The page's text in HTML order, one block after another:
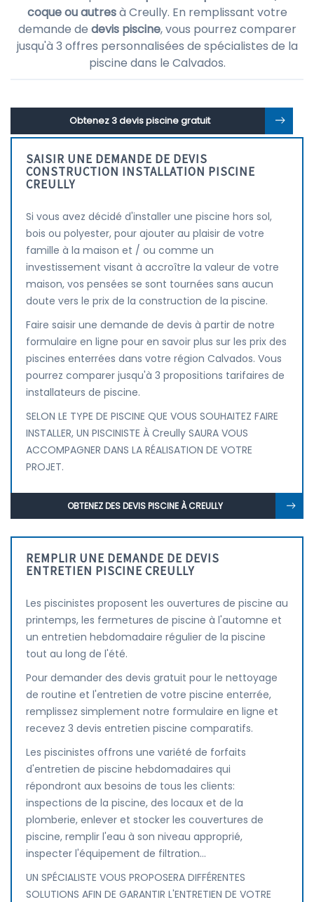
coque ou autresà Creully. En remplissant votre
demande de devis piscine, vous pourrez comparer
jusqu'à 3 offres personnalisées de spécialistes de la
piscine dans le Calvados.
Obtenez 3 devis piscine gratuit
SAISIR UNE DEMANDE DE DEVIS
CONSTRUCTION INSTALLATION PISCINE
CREULLY
Si vous avez décidé d'installer une piscine hors sol,
bois ou polyester, pour ajouter au plaisir de votre
famille à la maison et / ou comme un
investissement visant à accroître la valeur de votre
maison, vos pensées se sont tournées sans aucun
doute vers le prix de la construction de la piscine.
Faire saisir une demande de devis à partir de notre
formulaire en ligne pour en savoir plus sur les prix des
piscines enterrées dans votre région Calvados. Vous
pourrez comparer jusqu'à 3 propositions tarifaires de
installateurs de piscine.
SELON LE TYPE DE PISCINE QUE VOUS SOUHAITEZ FAIRE
INSTALLER, UN PISCINISTE À Creully SAURA VOUS
ACCOMPAGNER DANS LA RÉALISATION DE VOTRE
PROJET.
OBTENEZ DES DEVIS PISCINE À CREULLY
REMPLIR UNE DEMANDE DE DEVIS
ENTRETIEN PISCINE CREULLY
Les piscinistes proposent les ouvertures de piscine au
printemps, les fermetures de piscine à l'automne et
un entretien hebdomadaire régulier de la piscine
tout au long de l'été.
Pour demander des devis gratuit pour le nettoyage
de routine et l'entretien de votre piscine enterrée,
remplissez simplement notre formulaire en ligne et
recevez 3 devis entretien piscine comparatifs.
Les piscinistes offrons une variété de forfaits
d'entretien de piscine hebdomadaires qui
répondront aux besoins de tous les clients:
inspections de la piscine, des locaux et de la
plomberie, enlever et stocker les couvertures de
piscine, remplir l'eau à son niveau approprié,
inspecter l'équipement de filtration...
UN SPÉCIALISTE VOUS PROPOSERA DIFFÉRENTES
SOLUTIONS AFIN DE GARANTIR L'ENTRETIEN DE VOTRE